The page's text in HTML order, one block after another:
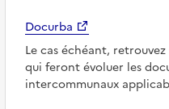
Docurba
Le cas échéant,
qui feront évoluer les
intercommunaux